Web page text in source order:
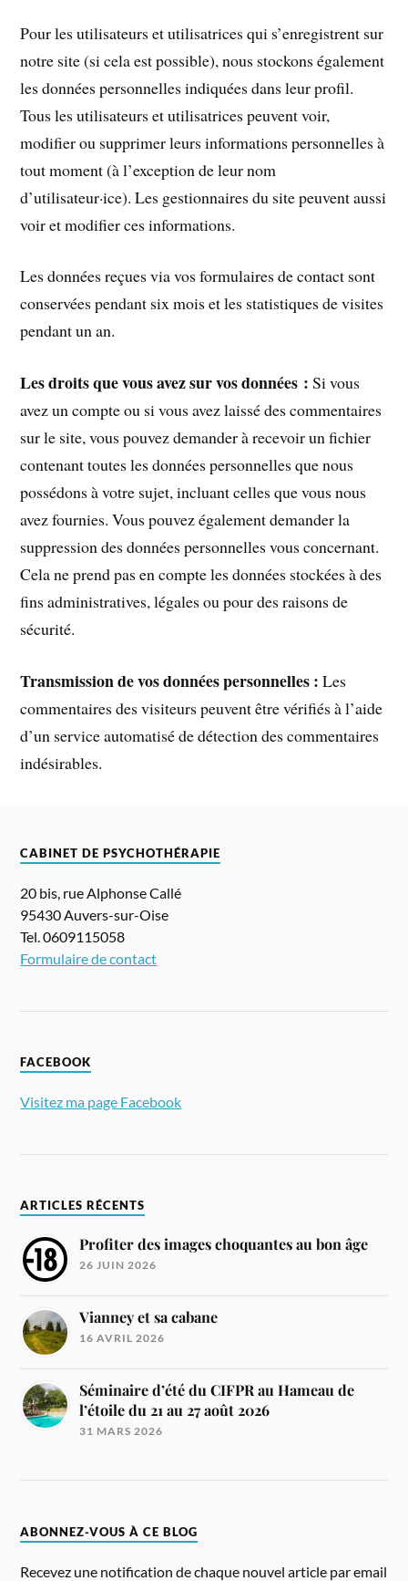
Pour les utilisateurs et utilisatrices qui s’enregistrent sur
notre site (si cela est possible), nous stockons également
les données personnelles indiquées dans leur profil.
Tous les utilisateurs et utilisatrices peuvent voir,
modifier ou supprimer leurs informations personnelles à
tout moment (à l’exception de leur nom
d’utilisateur·ice). Les gestionnaires du site peuvent aussi
voir et modifier ces informations.
Les données reçues via vos formulaires de contact sont
conservées pendant six mois et les statistiques de visites
pendant un an.
Les droits que vous avez sur vos données :Si vous
avez un compte ou si vous avez laissé des commentaires
sur le site, vous pouvez demander à recevoir un fichier
contenant toutes les données personnelles que nous
possédons à votre sujet, incluant celles que vous nous
avez fournies. Vous pouvez également demander la
suppression des données personnelles vous concernant.
Cela ne prend pas en compte les données stockées à des
fins administratives, légales ou pour des raisons de
sécurité.
Transmission de vos données personnelles :Les
commentaires des visiteurs peuvent être vérifiés à l’aide
d’un service automatisé de détection des commentaires
indésirables.
CABINET DE PSYCHOTHÉRAPIE
20 bis, rue Alphonse Callé
95430 Auvers-sur-Oise
Tel. 0609115058
Formulaire de contact
FACEBOOK
Visitez ma page Facebook
ARTICLES RÉCENTS
Profiter des images choquantes au bon âge
26 JUIN 2026
Vianney et sa cabane
16 AVRIL 2026
Séminaire d’été du CIFPR au Hameau de
l’étoile du 21 au 27 août 2026
31 MARS 2026
ABONNEZ-VOUS À CE BLOG
Recevez une notification de chaque nouvel article par email